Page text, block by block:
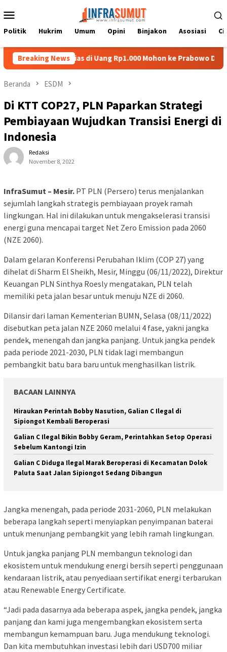
ke
Mobile
Politik Hukrim Umum Opini Binjakon Asosiasi
Breaking News
Batu Nias di Uang Rp1.000 Mohon ke Prabowo
Beranda ESDM
Di KTT COP27, PLN Paparkan Strategi
Pembiayaan Wujudkan Transisi Energi di
Indonesia
Redaksi
November 8, 2022
InfraSumut – Mesir. PT PLN (Persero) terus menjalankan
sejumlah langkah strategis pembiayaan proyek ramah
lingkungan. Hal ini dilakukan untuk mengakselerasi transisi
energi guna mencapai target Net Zero Emission pada 2060
(NZE 2060).
Dalam gelaran Konferensi Perubahan Iklim (COP 27) yang
dihelat di Sharm El Sheikh, Mesir, Minggu (06/11/2022), Direktur
Keuangan PLN Sinthya Roesly mengatakan, PLN telah
memiliki peta jalan besar untuk menuju NZE di 2060.
Dilansir dari laman Kementerian BUMN, Selasa (08/11/2022)
disebutkan peta jalan NZE 2060 melalui 4 fase, yakni jangka
pendek, menengah dan jangka panjang. Untuk jangka pendek
pada periode 2021-2030, PLN tidak lagi membangun
pembangkit batu bara baru untuk menghasilkan listrik.
BACAAN LAINNYA
Hiraukan Perintah Bobby Nasution, Galian C Ilegal di
Sipiongot Kembali Beroperasi
Galian C Ilegal Bikin Bobby Geram, Perintahkan Setop Operasi
Sebelum Kantongi Izin
Galian C Diduga Ilegal Marak Beroperasi di Kecamatan Dolok
Paluta Saat Jalan Sipiongot Sedang Dibangun
Jangka menengah, pada periode 2031-2060, PLN melakukan
beberapa langkah seperti menyiapkan penyimpanan baterai
untuk menunjang pembangkit yang lebih ramah lingkungan.
Untuk jangka panjang PLN membangun teknologi dan
ekosistem untuk mendukung energi bersih seperti penggunaan
kendaraan listrik, atau penyediaan sertifikat energi terbarukan
atau Renewable Energy Certificate.
“Jadi pada dasarnya ada beberapa aspek, jangka pendek, jangka
panjang dan kami juga mengembangkan ekosistem serta
membangun kemampuan baru. Juga mendukung teknologi.
Dan kita membutuhkan investasi lebih dari USD700 miliar